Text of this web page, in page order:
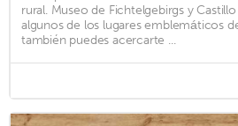
rural. Museo de Fichtelgebirgs y
algunos de los lugares emblemáticos
también puedes acercarte ...